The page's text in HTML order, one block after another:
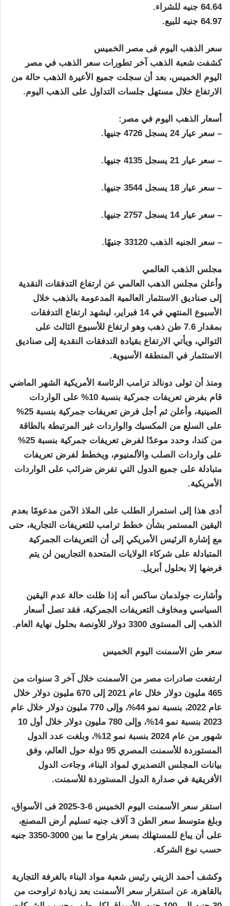
64.64 جنيه للشراء.
64.97 جنيه للبيع.
سعر الذهب اليوم فى مصر الخميس
كشفت شعبة الذهب آخر تطورات سعر الذهب في مصر
اليوم الخميس، بعد أن سجلت جميع الأعيرة الذهب حالة من
الارتفاع خلال مستهل جلسات التداول على الذهب اليوم.
أسعار الذهب اليوم في مصر:
– سعر عيار 24 يسجل 4726 جنيها.
– سعر عيار 21 يسجل 4135 جنيها.
– سعر عيار 18 يسجل 3544 جنيها.
– سعر عيار 14 يسجل 2757 جنيها.
– سعر الجنيه الذهب 33120 جنيهًا.
مجلس الذهب العالمي
وأعلن مجلس الذهب العالمي عن ارتفاع التدفقات النقدية
إلى صناديق الاستثمار العالمية المدعومة بالذهب خلال
الأسبوع المنتهي في 14 فبراير، ليشهد ارتفاع التدفقات
بمقدار 7.6 طن ذهب وهو ارتفاع للأسبوع الثالث على
التوالي، ويأتي الارتفاع بقيادة التدفقات النقدية إلى صناديق
الاستثمار في المنطقة الأسيوية.
ومنذ أن تولى دونالد ترامب الرئاسة الأمريكية الشهر الماضي
قام بفرض تعريفات جمركية بنسبة 10% على الواردات
الصينية، وأعلن ثم أجل فرض تعريفات جمركية بنسبة 25%
على السلع من المكسيك والواردات غير المرتبطة بالطاقة
من كندا، وحدد موعدًا لفرض تعريفات جمركية بنسبة 25%
على واردات الصلب والألمنيوم، ويخطط لفرض تعريفات
متبادلة على جميع الدول التي تفرض ضرائب على الواردات
الأمريكية.
أدى هذا إلى استمرار الطلب على الملاذ الآمن مدعومًا بعدم
اليقين المستمر بشأن خطط ترامب للتعريفات التجارية، حتى
مع إشارة الرئيس الأمريكي إلى أن التعريفات الجمركية
المتبادلة على شركاء الولايات المتحدة التجاريين لن يتم
فرضها إلا بحلول أبريل.
وأشارت جولدمان ساكس أنه إذا ظلت حالة عدم اليقين
السياسي ومخاوف التعريفات الجمركية، فقد تصل أسعار
الذهب إلى المستوى 3300 دولار للأونصة بحلول نهاية العام.
سعر طن الأسمنت اليوم الخميس
ارتفعت صادرات مصر من الأسمنت خلال آخر 3 سنوات من
465 مليون دولار خلال عام 2021 إلى 670 مليون دولار خلال
عام 2022، بنسبة نمو 44%، وإلى 770 مليون دولار خلال عام
2023 بنسبة نمو 14%، وإلى 780 مليون دولار خلال أول 10
شهور من عام 2024 بنسبة نمو 12%، وبلغت عدد الدول
المستوردة للأسمنت المصري 95 دولة حول العالم، وفق
بيانات المجلس التصديري لمواد البناء، وجاءت الدول
الأفريقية في صدارة الدول المستوردة للأسمنت.
استقر سعر الأسمنت اليوم الخميس 6-3-2025 فى الأسواق،
وبلغ متوسط سعر الطن 3 آلاف جنيه تسليم أرض المصنع،
على أن يباع للمستهلك بسعر يتراوح ما بين 3000-3350 جنيه
حسب نوع الشركة.
وكشف أحمد الزيني رئيس شعبة مواد البناء بالغرفة التجارية
بالقاهرة، عن استقرار سعر الأسمنت بعد زيادة تراوحت من